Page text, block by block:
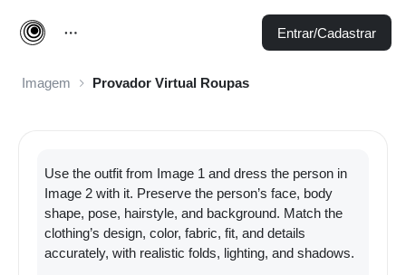
Entrar/Cadastrar
Imagem Provador Virtual Roupas